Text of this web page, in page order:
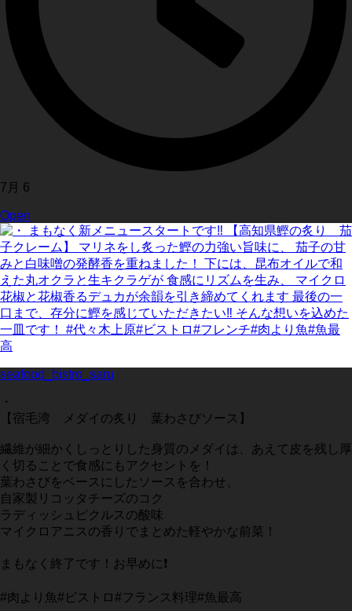
7月 6
Open
seafood_bistro_saru
・
【宿毛湾 メダイの炙り 葉わさびソース】
繊維が細かくしっとりした身質のメダイは、あえて皮を残し厚
く切ることで食感にもアクセントを！
葉わさびをベースにしたソースを合わせ、
自家製リコッタチーズのコク
ラディッシュピクルスの酸味
マイクロアニスの香りでまとめた軽やかな前菜！
まもなく終了です！お早めに❗️
#肉より魚#ビストロ#フランス料理#魚最高